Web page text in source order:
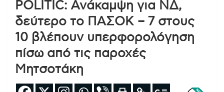
POLITIC: Ανάκαμψη για ΝΔ,
δεύτερο το ΠΑΣΟΚ – 7 στους
10 βλέπουν υπερφορολόγηση
πίσω από τις παροχές
Μητσοτάκη